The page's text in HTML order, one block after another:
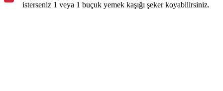
isterseniz 1 veya 1 buçuk yemek kaşığı şeker koyabilirsiniz.